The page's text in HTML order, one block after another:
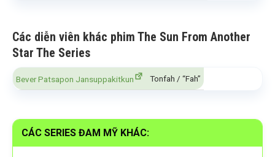
Các diễn viên khác phim The Sun From Another
Star The Series
Bever Patsapon Jansuppakitkun Tonfah / “Fah”
CÁC SERIES ĐAM MỸ KHÁC: